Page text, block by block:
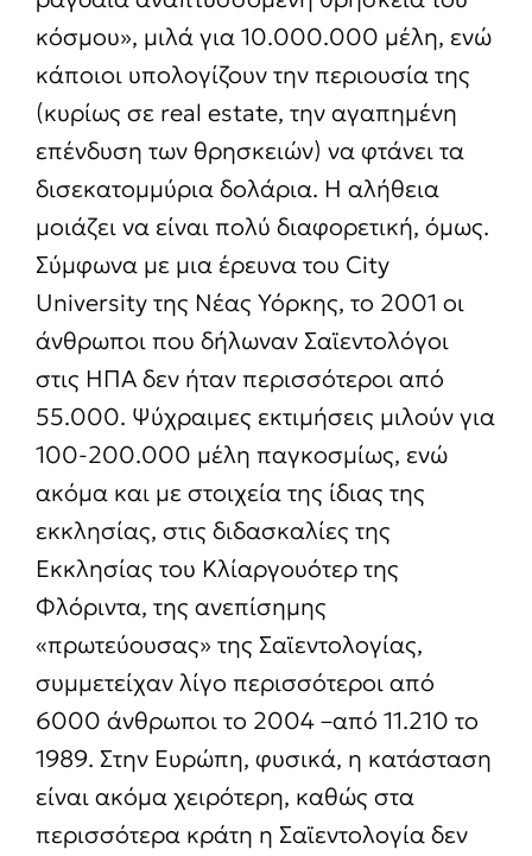
κόσμου», μιλά για 10.000.000 μέλη, ενώ
κάποιοι υπολογίζουν την περιουσία της
(κυρίως σε real estate, την αγαπημένη
επένδυση των θρησκειών) να φτάνει τα
δισεκατομμύρια δολάρια. Η αλήθεια
μοιάζει να είναι πολύ διαφορετική, όμως.
Σύμφωνα με μια έρευνα του City
University της Νέας Υόρκης, το 2001 οι
άνθρωποι που δήλωναν Σαϊεντολόγοι
στις ΗΠΑ δεν ήταν περισσότεροι από
55.000. Ψύχραιμες εκτιμήσεις μιλούν για
100-200.000 μέλη παγκοσμίως, ενώ
ακόμα και με στοιχεία της ίδιας της
εκκλησίας, στις διδασκαλίες της
Εκκλησίας του Κλίαργουότερ της
Φλόριντα, της ανεπίσημης
«πρωτεύουσας» της Σαϊεντολογίας,
συμμετείχαν λίγο περισσότεροι από
6000 άνθρωποι το 2004 –από 11.210 το
1989. Στην Ευρώπη, φυσικά, η κατάσταση
είναι ακόμα χειρότερη, καθώς στα
περισσότερα κράτη η Σαϊεντολογία δεν